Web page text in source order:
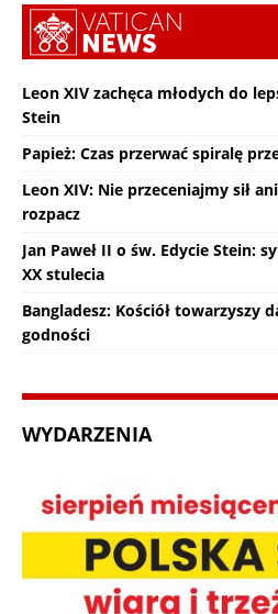
Leon XIV zachęca młodych do
Stein
Papież: Czas przerwać spiralę
Leon XIV: Nie przeceniajmy sił
rozpacz
Jan Paweł II o św. Edycie Stein:
XX stulecia
Bangladesz: Kościół towarzyszy
godności
WYDARZENIA